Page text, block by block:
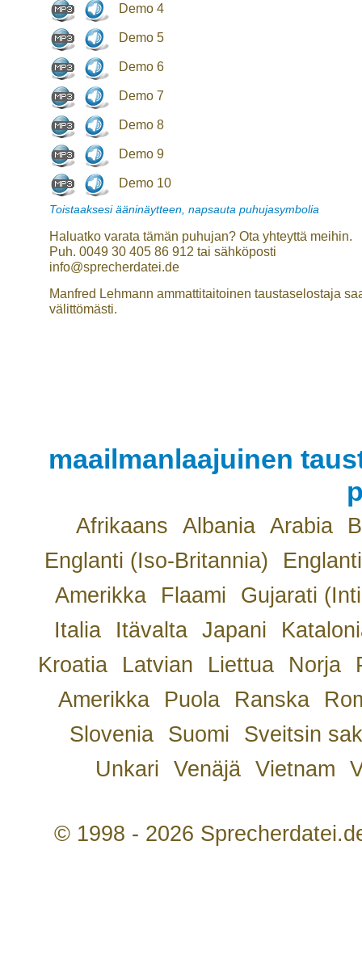
Demo 4
Demo 5
Demo 6
Demo 7
Demo 8
Demo 9
Demo 10
Toistaaksesi ääninäytteen, napsauta puhujasymbolia
Haluatko varata tämän puhujan? Ota yhteyttä meihin.
Puh. 0049 30 405 86 912 tai sähköposti
info@sprecherdatei.de
Manfred Lehmann ammattitaitoinen taustaselostaja
välittömästi.
maailmanlaajuinen
Afrikaans Albania Arabia
Englanti (Iso-Britannia)
Amerikka
Flaami
Gujarati
Italia
Itävalta Japani
Kroatia
Latvian Liettua Norja
Amerikka
Puola Ranska
Slovenia
Suomi
Sveitsin
Unkari
Venäjä Vietnam
© 1998 - 2026